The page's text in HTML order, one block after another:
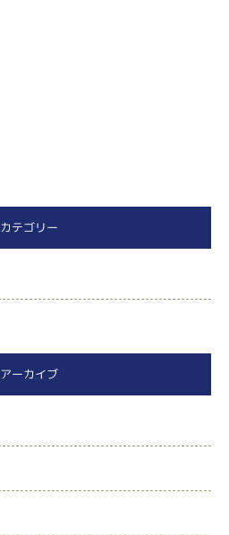
カテゴリー
アーカイブ